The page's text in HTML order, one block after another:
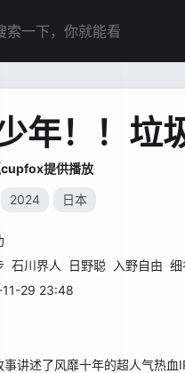
年！！垃
提供播放
2024 日本
石川界人 日野聪 入野自由 细
29 23:48
述了风靡十年的超人气热血IP